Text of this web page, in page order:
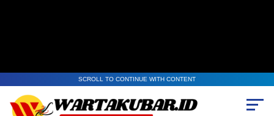
SCROLL TO CONTINUE WITH CONTENT